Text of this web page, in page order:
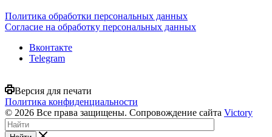
Политика обработки персональных данных
Согласие на обработку персональных данных
Вконтакте
Telegram
Версия для печати
Политика конфиденциальности
© 2026 Все права защищены. Сопровождение сайта Victory